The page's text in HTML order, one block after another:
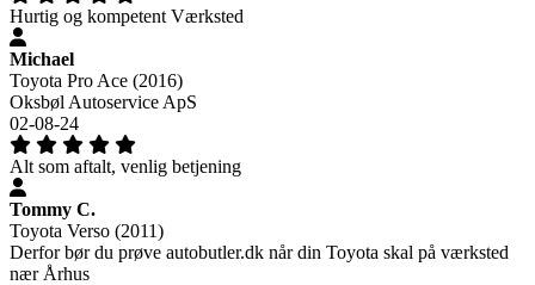
Hurtig og kompetent Værksted
Michael
Toyota Pro Ace (2016)
Oksbøl Autoservice ApS
02-08-24
Alt som aftalt, venlig betjening
Tommy C.
Toyota Verso (2011)
Derfor bør du prøve autobutler.dk når din Toyota skal på værksted
nær Århus